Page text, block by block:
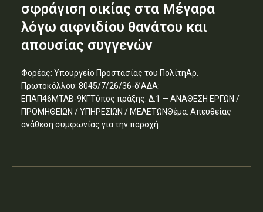
σφράγιση οικίας στα Μέγαρα
λόγω αιφνιδίου θανάτου και
απουσίας συγγενών
Φορέας: Υπουργείο Προστασίας του ΠολίτηΑρ.
Πρωτοκόλλου: 8045/7/26/36-δ’ΑΔΑ:
ΕΠΑΠ46ΜΤΛΒ-9ΚΓΤύπος πράξης: Δ.1 — ΑΝΑΘΕΣΗ ΕΡΓΩΝ /
ΠΡΟΜΗΘΕΙΩΝ / ΥΠΗΡΕΣΙΩΝ / ΜΕΛΕΤΩΝΘέμα: Απευθείας
ανάθεση συμφωνίας για την παροχή...